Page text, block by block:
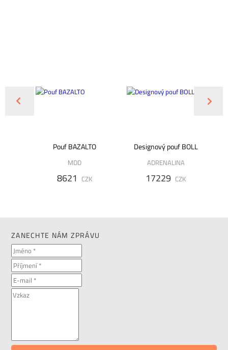
Pouf BAZALTO
MDD
8621 CZK
Designový pouf BOLL
ADRENALINA
17229 CZK
ZANECHTE NÁM ZPRÁVU